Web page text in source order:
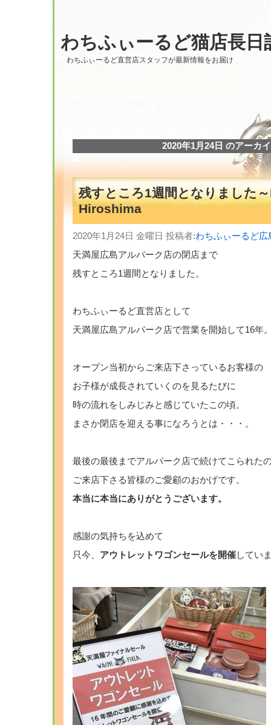
わちふぃーるど猫店長日
わちふぃーるど直営店スタッフが最新情報をお届け
2020年1月24日 のアーカ
残すところ1週間となりました
Hiroshima
2020年1月24日 金曜日 投稿者:わちふぃーるど
天満屋広島アルパーク店の閉店まで
残すところ1週間となりました。
わちふぃーるど直営店として
天満屋広島アルパーク店で営業を開始して16年
オープン当初からご来店下さっているお客様の
お子様が成長されていくのを見るたびに
時の流れをしみじみと感じていたこの頃。
まさか閉店を迎える事になろうとは・・・。
最後の最後までアルパーク店で続けてこられた
ご来店下さる皆様のご愛顧のおかげです。
本当に本当にありがとうございます。
感謝の気持ちを込めて
只今、 アウトレットワゴンセールを開催してい